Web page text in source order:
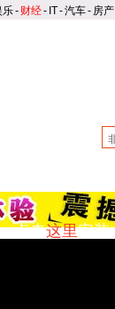
乐- 财经- IT-汽车- 房产
点击这里安装